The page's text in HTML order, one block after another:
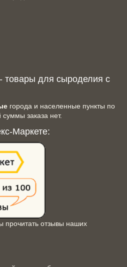
для сыроделия с
города и населенные пункты по
заказа нет.
Маркете:
прочитать отзывы наших